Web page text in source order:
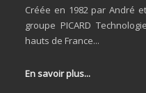
Créée en 1982 par André
groupe PICARD
hauts de France...
En savoir plus...